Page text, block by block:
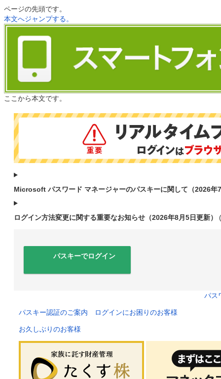
ページの先頭です。
本文へジャンプする。
ここから本文です。
Microsoft パスワード マネージャーのパスキーに関して（2026年
ログイン方法変更に関する重要なお知らせ（2026年8月5日更新） (
パスキーでログイン
パス
口座番号でログイン
ログインID
ログインパスワード
パスキー認証のご案内 ログインにお困りのお客様
お久しぶりのお客様